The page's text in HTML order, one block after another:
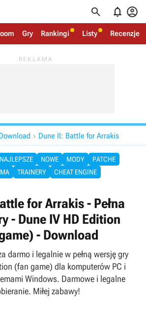
  
Gry Rankingi Listy Recenzje
 Dune II: Battle for Arrakis
NAJLEPSZE NOWE MODY
PATCHE
TRAINERY CHEAT ENGINE
for Arrakis - Pełna
- Dune IV HD Edition
- Download
darmo i legalnie w pełną wersję gry
(fan game) dla komputerów PC i
Windows. Darmowe i legalne
Miłej zabawy!